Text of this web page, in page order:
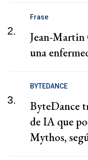
2.
Frase
Jean-Martin
una
3.
BYTEDANCE
ByteDance
de IA que
Mythos,